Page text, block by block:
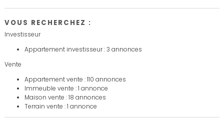
VOUS RECHERCHEZ :
Investisseur
Appartement investisseur : 3 annonces
Vente
Appartement vente : 110 annonces
Immeuble vente : 1 annonce
Maison vente : 18 annonces
Terrain vente : 1 annonce